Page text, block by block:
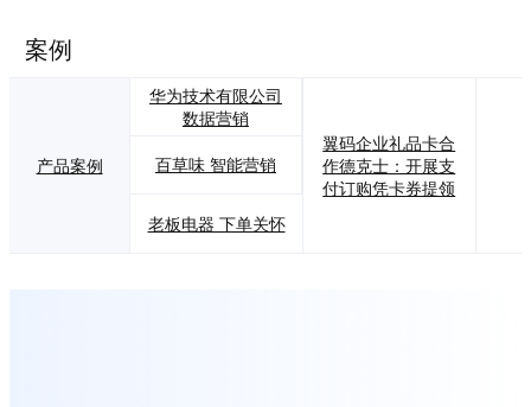
案例
产品案例
华为技术有限公司
数据营销
百草味 智能营销
老板电器 下单关怀
翼码企业礼品卡合
作德克士：开展支
付订购凭卡券提领